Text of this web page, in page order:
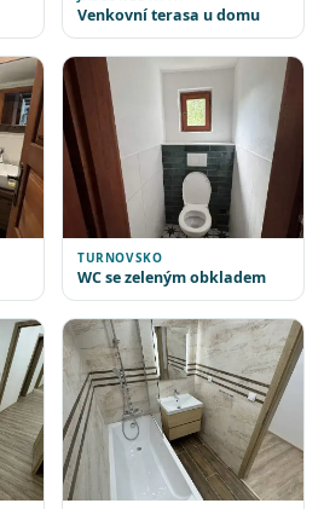
Venkovní terasa u domu
TURNOVSKO
WC se zeleným obkladem